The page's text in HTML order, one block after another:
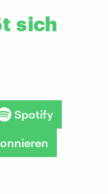
sich
Spotify